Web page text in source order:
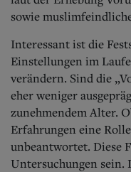
sowie
Interessant ist die
Einstellungen im
verändern. Sind die
eher weniger
zunehmendem Alter.
Erfahrungen eine
unbeantwortet. Diese
Untersuchungen sein.